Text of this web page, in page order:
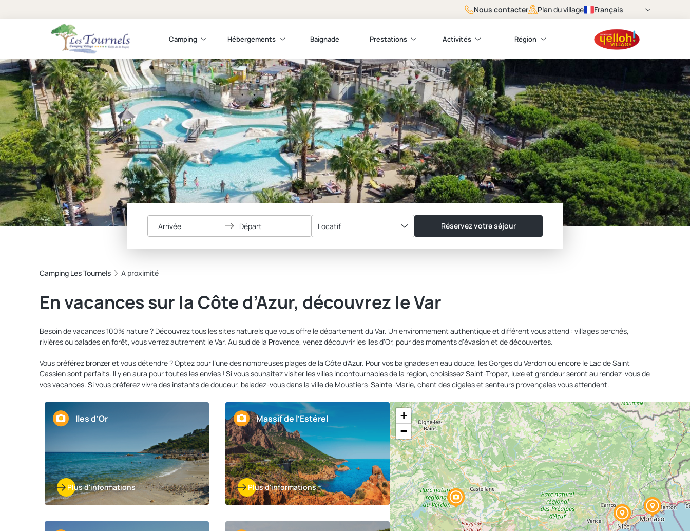
Nous contacter Plan du village Français
Camping Hébergements Baignade Prestations Activités Région
Arrivée Départ Locatif Réservez votre séjour
Camping Les Tournels A proximité
En vacances sur la Côte d’Azur, découvrez le Var
Besoin de vacances 100% nature ? Découvrez tous les sites naturels que vous offre le département du Var. Un environnement authentique et différent vous attend : villages perchés,
rivières ou balades en forêt, vous verrez autrement le Var. Au sud de la Provence, venez découvrir les Iles d’Or, pour des moments d’évasion et de découvertes.
Vous préférez bronzer et vous détendre ? Optez pour l’une des nombreuses plages de la Côte d’Azur. Pour vos baignades en eau douce, les Gorges du Verdon ou encore le Lac de Saint
Cassien sont parfaits. Il y en aura pour toutes les envies ! Si vous souhaitez visiter les villes incontournables de la région, choisissez Saint-Tropez, luxe et grandeur seront au rendez-vous de
vos vacances. Si vous préférez vivre des instants de douceur, baladez-vous dans la ville de Moustiers-Sainte-Marie, chant des cigales et senteurs provençales vous attendent.
Iles d’Or
Plus d'informations
Massif de l’Estérel
Plus d'informations
+
−